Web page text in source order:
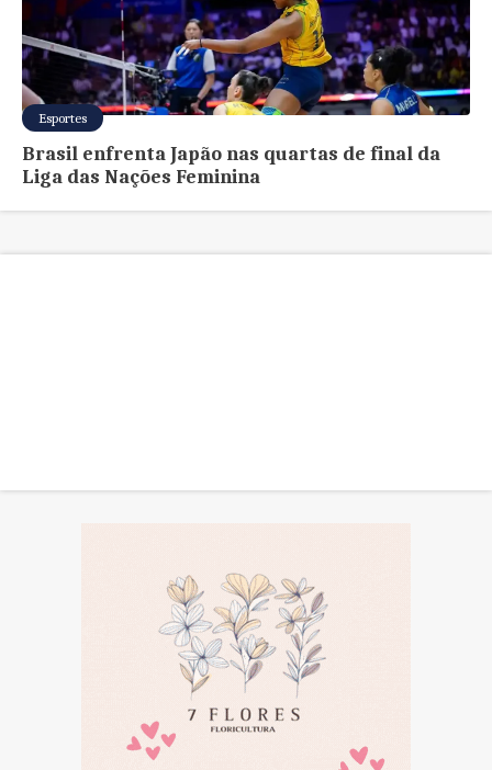
Esportes
Brasil enfrenta Japão nas quartas de final da
Liga das Nações Feminina